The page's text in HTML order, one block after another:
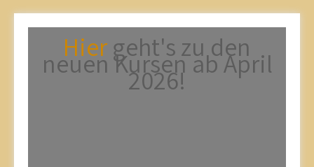
Hiergeht's zu den
neuen Kursen ab April
2026!